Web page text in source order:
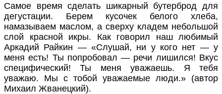
Самое время сделать шикарный бутерброд для
дегустации. Берем кусочек белого хлеба,
намазываем маслом, а сверху кладем небольшой
слой красной икры. Как говорил наш любимый
Аркадий Райкин — «Слушай, ни у кого нет — у
меня есть! Ты попробовал — речи лишился! Вкус
специфический! Ты меня уважаешь. Я тебя
уважаю. Мы с тобой уважаемые люди.» (автор
Михаил Жванецкий).